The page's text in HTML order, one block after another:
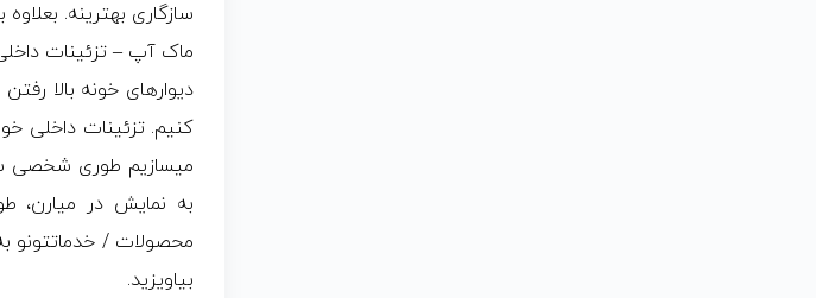
سازگاری بهترینه.
ماک آپ – تزئینات
دیوارهای خونه بالا
کنیم. تزئینات داخلی
میسازیم طوری شخصی
به نمایش در میارن،
محصولات / خدماتتونو
بیاویزید.